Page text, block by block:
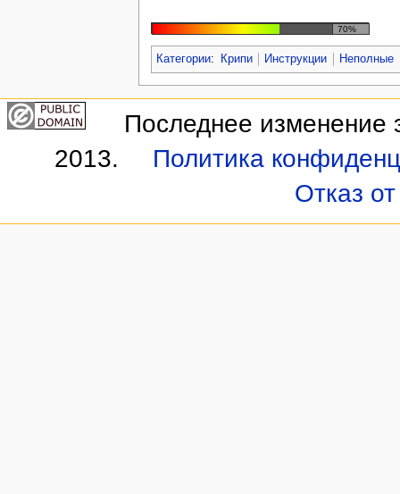
70%
Категории: Крипи Инструкции Неполные
Последнее изменение
2013.
Политика
Отказ